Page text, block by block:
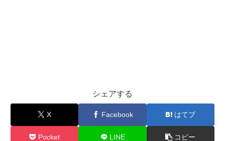
シェアする
X Facebook はてブ
Pocket LINE コピー